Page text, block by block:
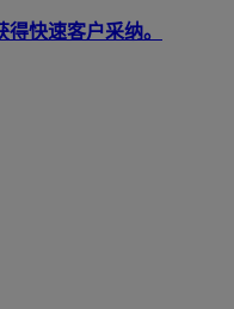
快速客户采纳。